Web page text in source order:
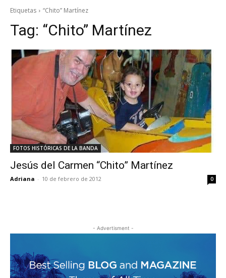
Etiquetas “Chito” Martínez
Tag: “Chito” Martínez
FOTOS HISTÓRICAS DE LA BANDA
Jesús del Carmen “Chito” Martínez
Adriana - 10 de febrero de 2012 0
- Advertisment -